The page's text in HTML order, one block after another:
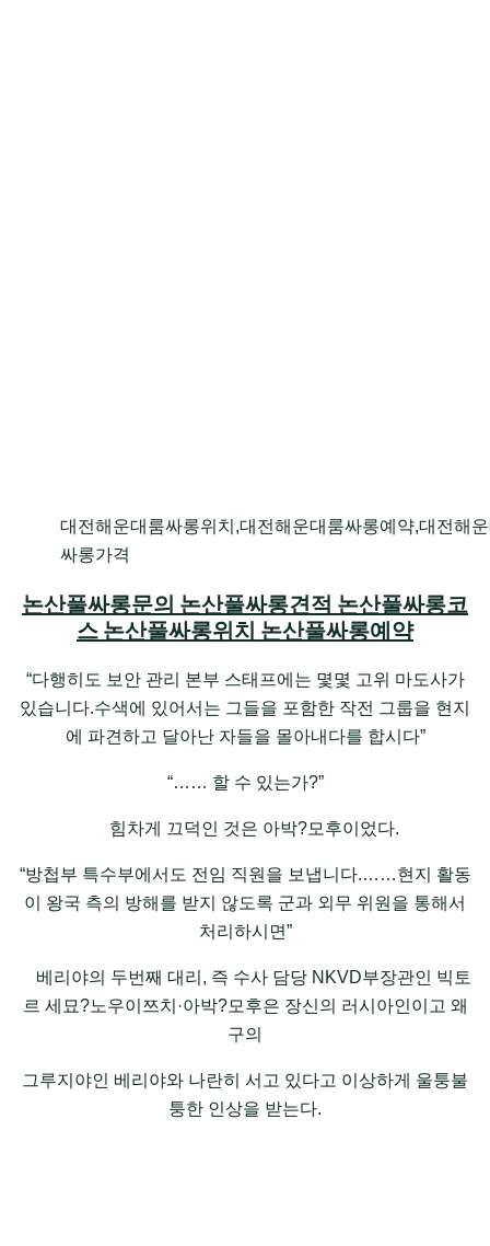
대전해운대룸싸롱위치,대전해운대룸싸롱예약,대전해
싸롱가격
논산풀싸롱문의 논산풀싸롱견적 논산풀싸롱코
스 논산풀싸롱위치 논산풀싸롱예약
“다행히도 보안 관리 본부 스태프에는 몇몇 고위 마도사가
있습니다.수색에 있어서는 그들을 포함한 작전 그룹을 현지
에 파견하고 달아난 자들을 몰아내다를 합시다”
“…… 할 수 있는가?”
힘차게 끄덕인 것은 아박?모후이었다.
“방첩부 특수부에서도 전임 직원을 보냅니다.……현지 활동
이 왕국 측의 방해를 받지 않도록 군과 외무 위원을 통해서
처리하시면”
베리야의 두번째 대리, 즉 수사 담당 NKVD부장관인 빅토
르 세묘?노우이쯔치·아박?모후은 장신의 러시아인이고 왜
구의
그루지야인 베리야와 나란히 서고 있다고 이상하게 울퉁불
퉁한 인상을 받는다.